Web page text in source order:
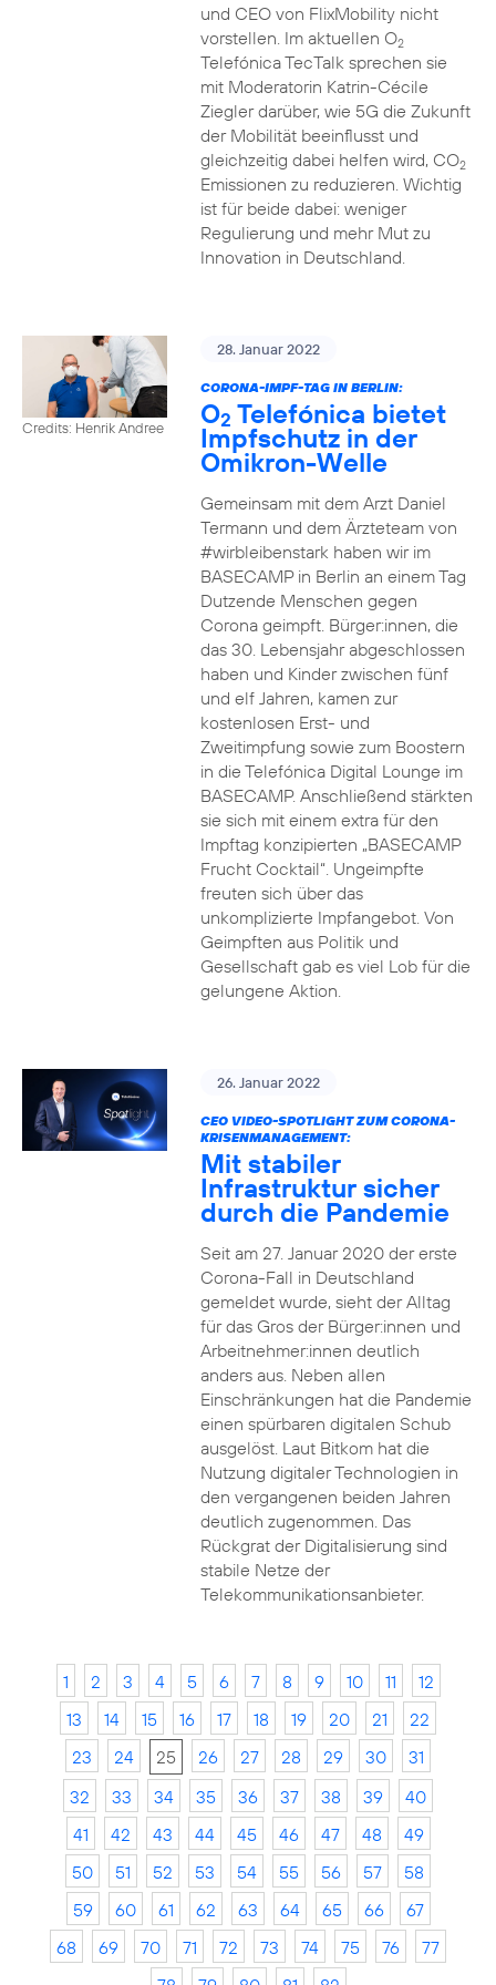
und CEO von FlixMobility nicht
vorstellen. Im aktuellen O2
Telefónica TecTalk sprechen sie
mit Moderatorin Katrin-Cécile
Ziegler darüber, wie 5G die Zukunft
der Mobilität beeinflusst und
gleichzeitig dabei helfen wird, CO2
Emissionen zu reduzieren. Wichtig
ist für beide dabei: weniger
Regulierung und mehr Mut zu
Innovation in Deutschland.
Credits: Henrik Andree
28. Januar 2022
CORONA-IMPF-TAG IN BERLIN:
O2 Telefónica bietet
Impfschutz in der
Omikron-Welle
Gemeinsam mit dem Arzt Daniel
Termann und dem Ärzteteam von
#wirbleibenstark haben wir im
BASECAMP in Berlin an einem Tag
Dutzende Menschen gegen
Corona geimpft. Bürger:innen, die
das 30. Lebensjahr abgeschlossen
haben und Kinder zwischen fünf
und elf Jahren, kamen zur
kostenlosen Erst- und
Zweitimpfung sowie zum Boostern
in die Telefónica Digital Lounge im
BASECAMP. Anschließend stärkten
sie sich mit einem extra für den
Impftag konzipierten „BASECAMP
Frucht Cocktail“. Ungeimpfte
freuten sich über das
unkomplizierte Impfangebot. Von
Geimpften aus Politik und
Gesellschaft gab es viel Lob für die
gelungene Aktion.
26. Januar 2022
CEO VIDEO-SPOTLIGHT ZUM CORONA-
KRISENMANAGEMENT:
Mit stabiler
Infrastruktur sicher
durch die Pandemie
Seit am 27. Januar 2020 der erste
Corona-Fall in Deutschland
gemeldet wurde, sieht der Alltag
für das Gros der Bürger:innen und
Arbeitnehmer:innen deutlich
anders aus. Neben allen
Einschränkungen hat die Pandemie
einen spürbaren digitalen Schub
ausgelöst. Laut Bitkom hat die
Nutzung digitaler Technologien in
den vergangenen beiden Jahren
deutlich zugenommen. Das
Rückgrat der Digitalisierung sind
stabile Netze der
Telekommunikationsanbieter.
1 2 3 4 5 6 7 8 9 10 11
12
13
14 15 16 17 18 19 20 21
22
23
24 25 26 27 28 29 30
31
32
33 34 35 36 37 38 39
40
41
42 43 44 45 46 47 48
49
50
51 52 53 54 55 56 57
58
59
60 61 62 63 64 65 66
67
68
69 70 71 72 73 74 75 76
77